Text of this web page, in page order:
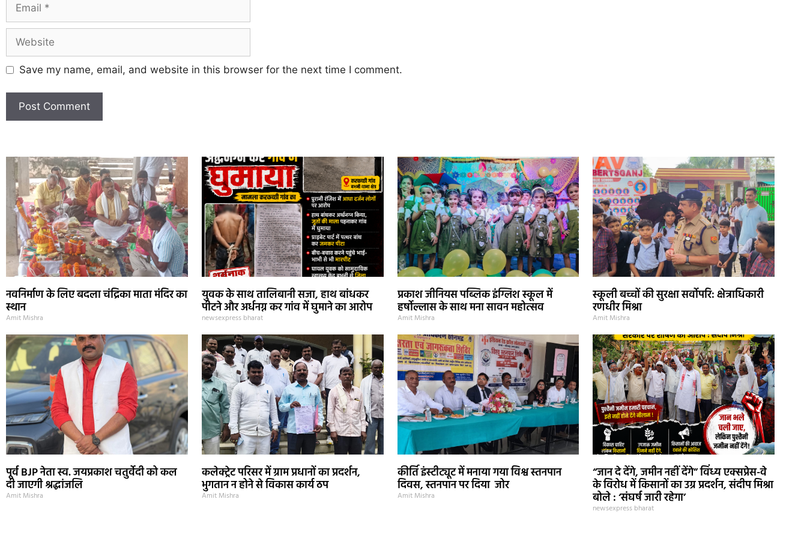
Save my name, email, and website in this browser for the next time I comment.
नवनिर्माण के लिए बदला चंद्रिका माता मंदिर का
स्थान
Amit Mishra
युवक के साथ तालिबानी सजा, हाथ बांधकर
पीटने और अर्धनग्न कर गांव में घुमाने का आरोप
newsexpress bharat
प्रकाश जीनियस पब्लिक इंग्लिश स्कूल में
हर्षोल्लास के साथ मना सावन महोत्सव
Amit Mishra
स्कूली बच्चों की सुरक्षा सर्वोपरि: क्षेत्राधिकारी
रणधीर मिश्रा
Amit Mishra
पूर्व BJP नेता स्व. जयप्रकाश चतुर्वेदी को कल
दी जाएगी श्रद्धांजलि
Amit Mishra
कलेक्ट्रेट परिसर में ग्राम प्रधानों का प्रदर्शन,
भुगतान न होने से विकास कार्य ठप
Amit Mishra
कीर्ति इंस्टीट्यूट में मनाया गया विश्व स्तनपान
दिवस, स्तनपान पर दिया जोर
Amit Mishra
“जान दे देंगे, जमीन नहीं देंगे” विंध्य एक्सप्रेस-वे
के विरोध में किसानों का उग्र प्रदर्शन, संदीप मिश्रा
बोले : ‘संघर्ष जारी रहेगा’
newsexpress bharat